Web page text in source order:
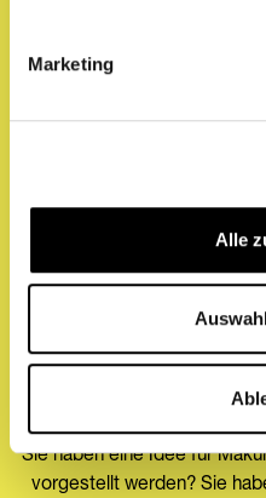
Marketing
Alle
Call
Sie haben eine Idee für
vorgestellt werden? Sie